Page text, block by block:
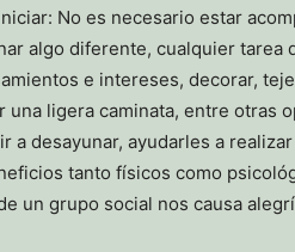
No es necesario estar
algo diferente, cualquier tarea
e intereses, decorar,
ligera caminata, entre otras
desayunar, ayudarles a
tanto físicos como
un grupo social nos causa